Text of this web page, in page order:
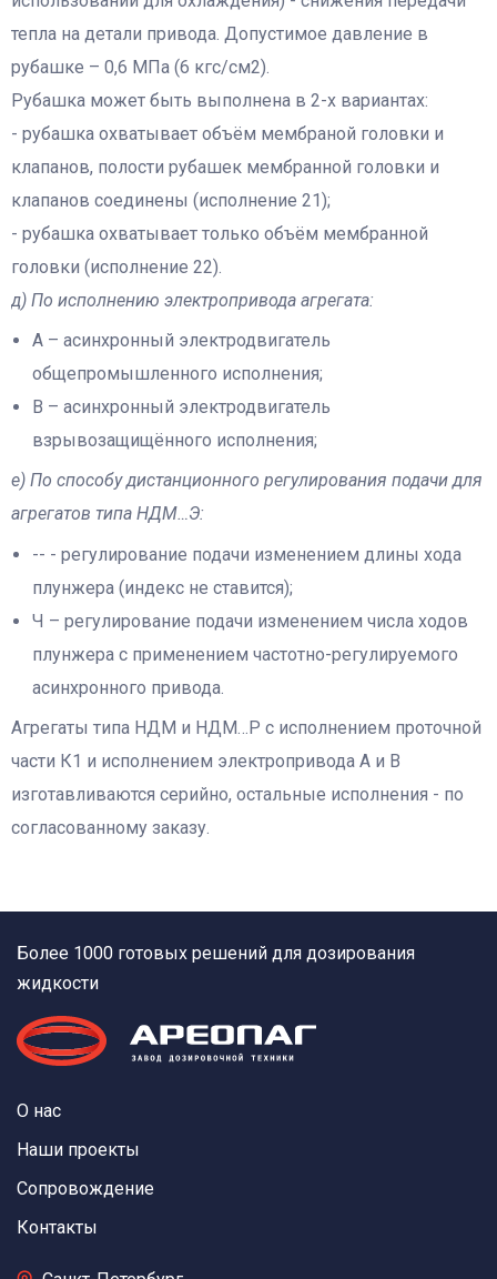
тепла на детали привода. Допустимое давление в
рубашке – 0,6 МПа (6 кгс/см2).
Рубашка может быть выполнена в 2-х вариантах:
- рубашка охватывает объём мембраной головки и
клапанов, полости рубашек мембранной головки и
клапанов соединены (исполнение 21);
- рубашка охватывает только объём мембранной
головки (исполнение 22).
д) По исполнению электропривода агрегата:
А – асинхронный электродвигатель
общепромышленного исполнения;
В – асинхронный электродвигатель
взрывозащищённого исполнения;
е) По способу дистанционного регулирования подачи для
агрегатов типа НДМ…Э:
-- - регулирование подачи изменением длины хода
плунжера (индекс не ставится);
Ч – регулирование подачи изменением числа ходов
плунжера с применением частотно-регулируемого
асинхронного привода.
Агрегаты типа НДМ и НДМ…Р с исполнением проточной
части К1 и исполнением электропривода А и В
изготавливаются серийно, остальные исполнения - по
согласованному заказу.
Более 1000 готовых решений для дозирования
жидкости
О нас
Наши проекты
Сопровождение
Контакты